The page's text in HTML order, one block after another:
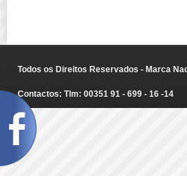
Todos os Direitos Reservados - Marca
Contactos: Tlm: 00351 91 - 699 - 16 -14